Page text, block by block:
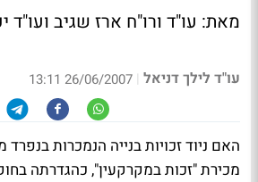
מאת: עו"ד ורו"ח ארז שגיב ועו"ד
עו"ד לילך דניאל |
26/06/2007 13:11
האם ניוד זכויות בנייה הנמכרות
מכירת "זכות במקרקעין", כהגדרתה